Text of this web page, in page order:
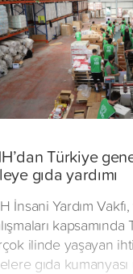
Türkiye
gıda yardımı
İnsani Yardım
kapsamında
ilinde yaşayan
gıda kumanyası